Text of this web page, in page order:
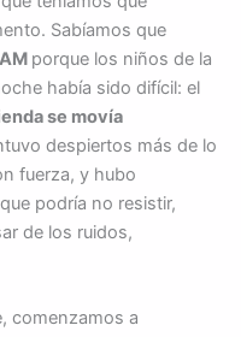
Sabíamos que
porque los niños de la
había sido difícil: el
se movía
despiertos más de lo
fuerza, y hubo
podría no resistir,
de los ruidos,
comenzamos a